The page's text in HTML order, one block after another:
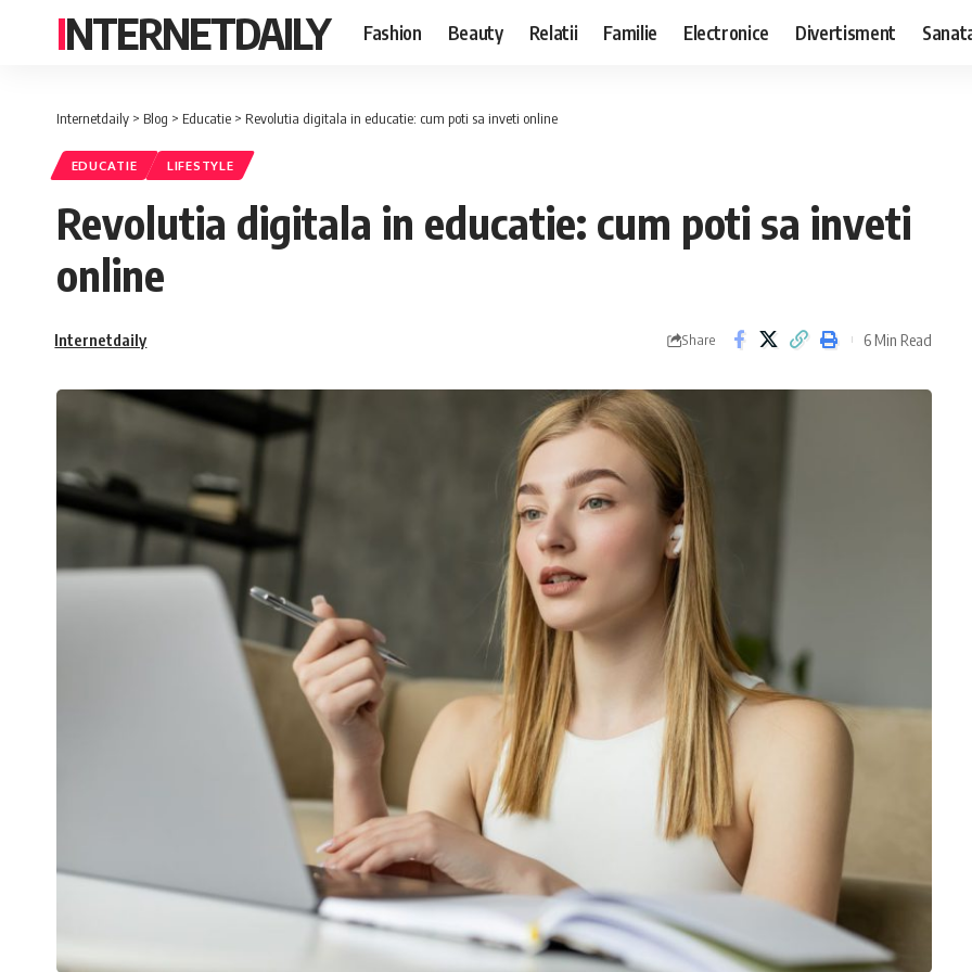
INTERNETDAILY Fashion Beauty Relatii Familie Electronice Divertisment
Internetdaily > Blog > Educatie > Revolutia digitala in educatie: cum poti sa inveti online
EDUCATIE LIFESTYLE
Revolutia digitala in educatie: cum poti sa inveti
online
Internetdaily Share 6 Min Read